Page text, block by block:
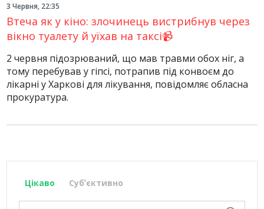
3 Червня, 22:35
Втеча як у кіно: злочинець вистрибнув через
вікно туалету й уїхав на таксі📹
2 червня підозрюваний, що мав травми обох ніг, а
тому перебував у гіпсі, потрапив під конвоєм до
лікарні у Харкові для лікування, повідомляє обласна
прокуратура.
Цікаво Субʼєктивно